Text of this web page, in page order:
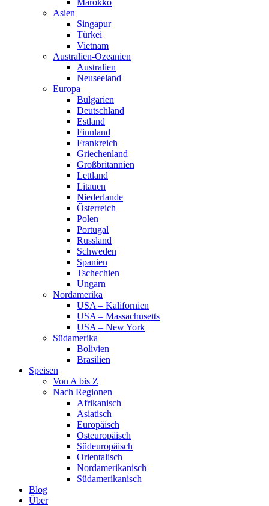
Asien
Singapur
Türkei
Vietnam
Australien-Ozeanien
Australien
Neuseeland
Europa
Bulgarien
Deutschland
Estland
Finnland
Frankreich
Griechenland
Großbritannien
Lettland
Litauen
Niederlande
Österreich
Polen
Portugal
Russland
Schweden
Spanien
Tschechien
Ungarn
Nordamerika
USA – Kalifornien
USA – Massachusetts
USA – New York
Südamerika
Bolivien
Brasilien
Speisen
Von A bis Z
Nach Regionen
Afrikanisch
Asiatisch
Europäisch
Osteuropäisch
Südeuropäisch
Orientalisch
Nordamerikanisch
Südamerikanisch
Blog
Über